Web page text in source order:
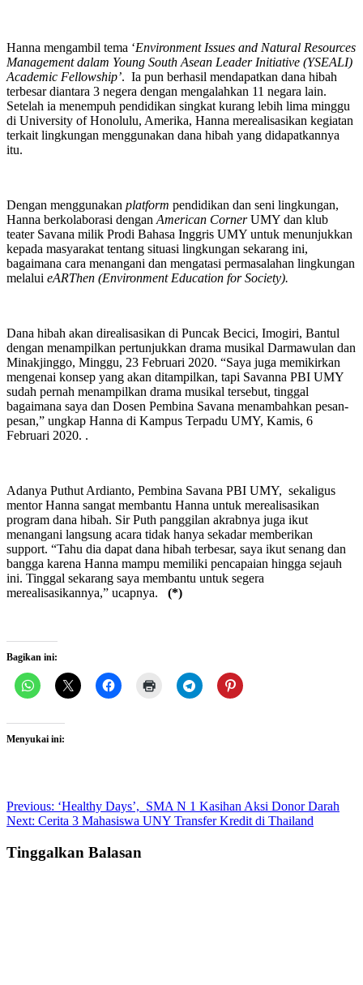
Hanna mengambil tema ‘Environment Issues and Natural Resources
Management dalam Young South Asean Leader Initiative (YSEALI)
Academic Fellowship’. Ia pun berhasil mendapatkan dana hibah
terbesar diantara 3 negera dengan mengalahkan 11 negara lain.
Setelah ia menempuh pendidikan singkat kurang lebih lima minggu
di University of Honolulu, Amerika, Hanna merealisasikan kegiatan
terkait lingkungan menggunakan dana hibah yang didapatkannya
itu.
Dengan menggunakan platform pendidikan dan seni lingkungan,
Hanna berkolaborasi dengan American CornerUMY dan klub
teater Savana milik Prodi Bahasa Inggris UMY untuk menunjukkan
kepada masyarakat tentang situasi lingkungan sekarang ini,
bagaimana cara menangani dan mengatasi permasalahan lingkungan
melalui eARThen (Environment Education for Society).
Dana hibah akan direalisasikan di Puncak Becici, Imogiri, Bantul
dengan menampilkan pertunjukkan drama musikal Darmawulan dan
Minakjinggo, Minggu, 23 Februari 2020. “Saya juga memikirkan
mengenai konsep yang akan ditampilkan, tapi Savanna PBI UMY
sudah pernah menampilkan drama musikal tersebut, tinggal
bagaimana saya dan Dosen Pembina Savana menambahkan pesan-
pesan,” ungkap Hanna di Kampus Terpadu UMY, Kamis, 6
Februari 2020. .
Adanya Puthut Ardianto, Pembina Savana PBI UMY, sekaligus
mentor Hanna sangat membantu Hanna untuk merealisasikan
program dana hibah. Sir Puth panggilan akrabnya juga ikut
menangani langsung acara tidak hanya sekadar memberikan
support. “Tahu dia dapat dana hibah terbesar, saya ikut senang dan
bangga karena Hanna mampu memiliki pencapaian hingga sejauh
ini. Tinggal sekarang saya membantu untuk segera
merealisasikannya,” ucapnya. (*)
Bagikan ini:
Menyukai ini:
Post
navigation
Previous: ‘Healthy Days’, SMA N 1 Kasihan Aksi Donor Darah
Next: Cerita 3 Mahasiswa UNY Transfer Kredit di Thailand
Tinggalkan Balasan